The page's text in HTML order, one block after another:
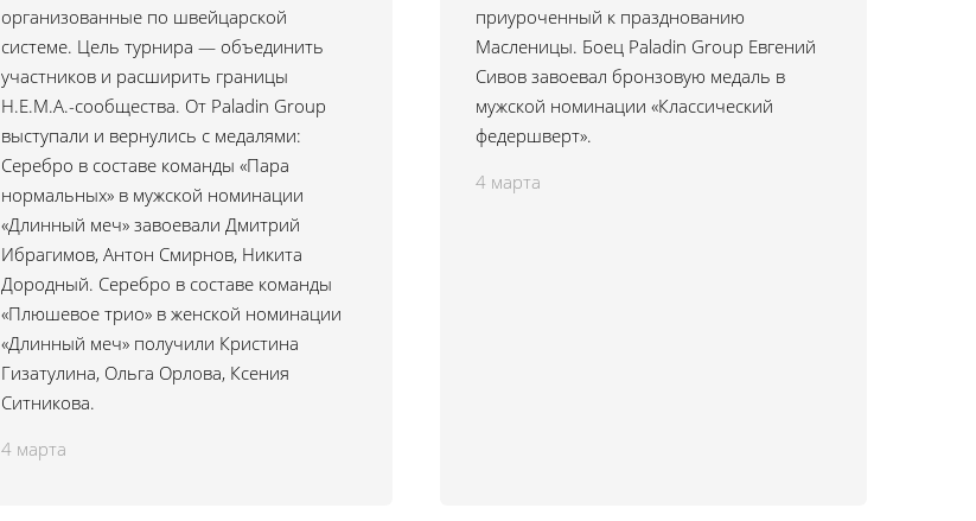
организованные по швейцарской
системе. Цель турнира — объединить
участников и расширить границы
Н.Е.М.А.-сообщества. От Paladin Group
выступали и вернулись с медалями:
Серебро в составе команды «Пара
нормальных» в мужской номинации
«Длинный меч» завоевали Дмитрий
Ибрагимов, Антон Смирнов, Никита
Дородный. Серебро в составе команды
«Плюшевое трио» в женской номинации
«Длинный меч» получили Кристина
Гизатулина, Ольга Орлова, Ксения
Ситникова.
4 марта
приуроченный к празднованию
Масленицы. Боец Paladin Group Евгений
Сивов завоевал бронзовую медаль в
мужской номинации «Классический
федершверт».
4 марта